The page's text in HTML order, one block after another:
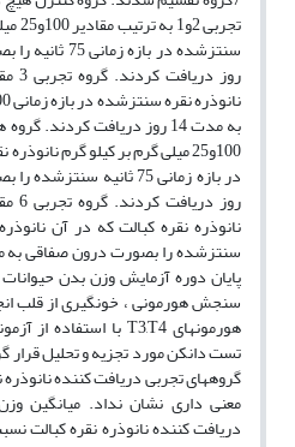
100و25 میلی گرم بر کیلو گرم
پایان دوره آزمایش وزن بدن
سنجش هورمونی ، خونگیری از قلب
تست دانکن مورد تجزیه و تحلیل قرار
گروههای تجربی دریافت کننده
دریافت کننده نانوذره نقره کبالت